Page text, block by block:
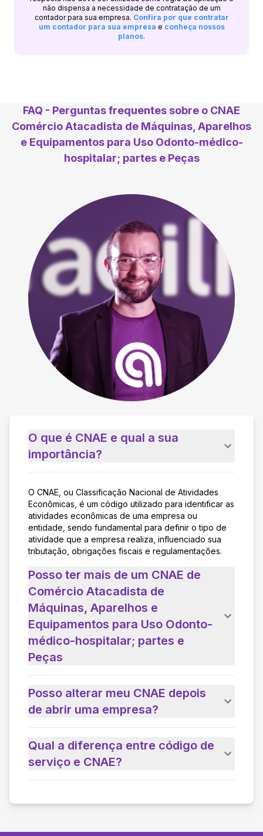
não dispensa a necessidade de contratação de um
contador para sua empresa. Confira por que contratar
um contador para sua empresa e conheça nossos
planos.
FAQ - Perguntas frequentes sobre o CNAE
Comércio Atacadista de Máquinas, Aparelhos
e Equipamentos para Uso Odonto-médico-
hospitalar; partes e Peças
O que é CNAE e qual a sua
importância?
O CNAE, ou Classificação Nacional de Atividades
Econômicas, é um código utilizado para identificar as
atividades econômicas de uma empresa ou
entidade, sendo fundamental para definir o tipo de
atividade que a empresa realiza, influenciado sua
tributação, obrigações fiscais e regulamentações.
Posso ter mais de um CNAE de
Comércio Atacadista de
Máquinas, Aparelhos e
Equipamentos para Uso Odonto-
médico-hospitalar; partes e
Peças
Posso alterar meu CNAE depois
de abrir uma empresa?
Qual a diferença entre código de
serviço e CNAE?